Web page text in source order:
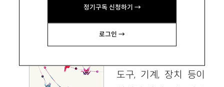
정기구독 신청하기 →
로그인 →
hyungjk7@knou.ac.kr
도구, 기계, 장치 등이